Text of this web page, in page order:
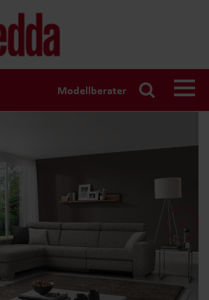
Modellberater